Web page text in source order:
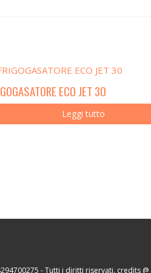
ECO JET 30
Leggi tutto
- Tutti i diritti riservati. credits @